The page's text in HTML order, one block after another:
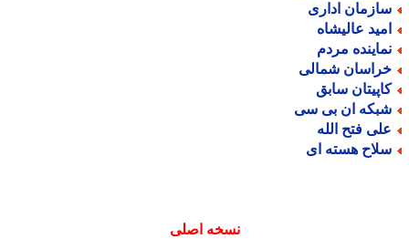
اداری
عالیشاه
مردم
شمالی
سابق
ان بی سی
فتح الله
هسته ای
نسخه اصلی